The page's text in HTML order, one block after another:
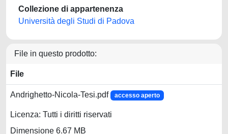
Collezione di appartenenza
Università degli Studi di Padova
File in questo prodotto:
File
Andrighetto-Nicola-Tesi.pdf accesso aperto
Licenza: Tutti i diritti riservati
Dimensione 6.67 MB